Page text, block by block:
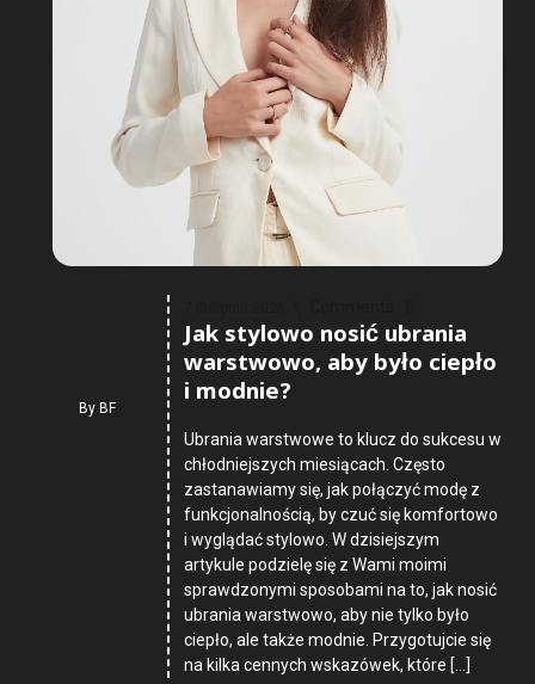
ByBF
Jak stylowo nosić ubrania
warstwowo, aby było ciepło
i modnie?
Ubrania warstwowe to klucz do sukcesu w
chłodniejszych miesiącach. Często
zastanawiamy się, jak połączyć modę z
funkcjonalnością, by czuć się komfortowo
i wyglądać stylowo. W dzisiejszym
artykule podzielę się z Wami moimi
sprawdzonymi sposobami na to, jak nosić
ubrania warstwowo, aby nie tylko było
ciepło, ale także modnie. Przygotujcie się
na kilka cennych wskazówek, które […]